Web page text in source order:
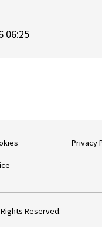
06:25
Privacy
Reserved.